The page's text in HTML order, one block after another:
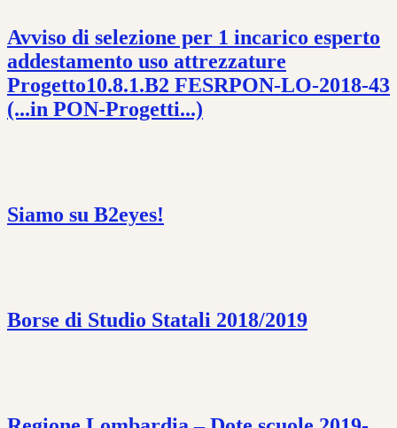
Avviso di selezione per 1 incarico esperto
addestamento uso attrezzature
Progetto10.8.1.B2 FESRPON-LO-2018-43
(...in PON-Progetti...)
Siamo su B2eyes!
Borse di Studio Statali 2018/2019